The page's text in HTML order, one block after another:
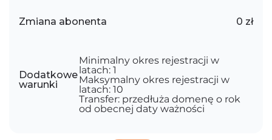
Zmiana abonenta 0 zł
Dodatkowe
warunki
Minimalny okres rejestracji w
latach: 1
Maksymalny okres rejestracji w
latach: 10
Transfer: przedłuża domenę o rok
od obecnej daty ważności